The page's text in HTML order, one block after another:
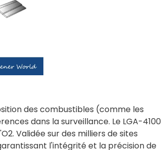
des combustibles (comme les
dans la surveillance. Le LGA-4100
Validée sur des milliers de sites
l'intégrité et la précision de